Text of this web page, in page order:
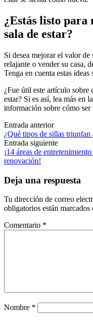
¿Estás listo para
sala de estar?
Si desea mejorar el valor
relajante o vender su casa,
Tenga en cuenta estas
¿Fue útil este artículo sobre
estar? Si es así, lea más en
información sobre cómo
Navegación
de
las
entradas
Entrada anterior
¿Qué tipos de sillas triunfan
Entrada siguiente
¡14 áreas de
renovación!
Deja una respuesta
Tu dirección de correo
obligatorios están marcados
Comentario *
Nombre *